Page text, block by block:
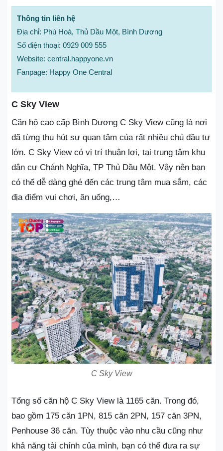
Thông tin liên hệ
Địa chỉ: Phú Hoà, Thủ Dầu Một, Bình Dương
Số điện thoại: 0929 009 555
Website: central.happyone.vn
Fanpage: Happy One Central
C Sky View
Căn hộ cao cấp Bình Dương C Sky View cũng là nơi
đã từng thu hút sự quan tâm của rất nhiều chủ đầu tư
lớn. C Sky View có vị trí thuận lợi, tại trung tâm khu
dân cư Chánh Nghĩa, TP Thủ Dầu Một. Vậy nên bạn
có thể dễ dàng ghé đến các trung tâm mua sắm, các
địa điểm vui chơi, ăn uống,…
C Sky View
Tổng số căn hộ C Sky View là 1165 căn. Trong đó,
bao gồm 175 căn 1PN, 815 căn 2PN, 157 căn 3PN,
Penhouse 36 căn. Tùy thuộc vào nhu cầu cũng như
khả năng tài chính của mình, bạn có thể đưa ra sự